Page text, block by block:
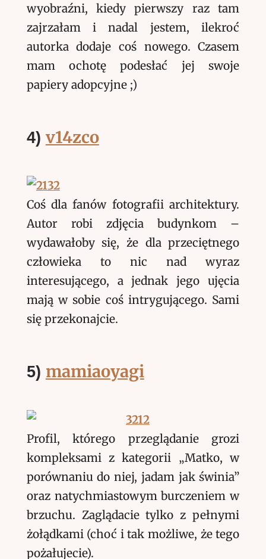
wyobraźni, kiedy pierwszy raz tam
zajrzałam i nadal jestem, ilekroć
autorka dodaje coś nowego. Czasem
mam ochotę podesłać jej swoje
papiery adopcyjne ;)
4) v14zco
Coś dla fanów fotografii architektury.
Autor robi zdjęcia budynkom –
wydawałoby się, że dla przeciętnego
człowieka to nic nad wyraz
interesującego, a jednak jego ujęcia
mają w sobie coś intrygującego. Sami
się przekonajcie.
5) mamiaoyagi
Profil, którego przeglądanie grozi
kompleksami z kategorii „Matko, w
porównaniu do niej, jadam jak świnia”
oraz natychmiastowym burczeniem w
brzuchu. Zaglądacie tylko z pełnymi
żołądkami (choć i tak możliwe, że tego
pożałujecie).